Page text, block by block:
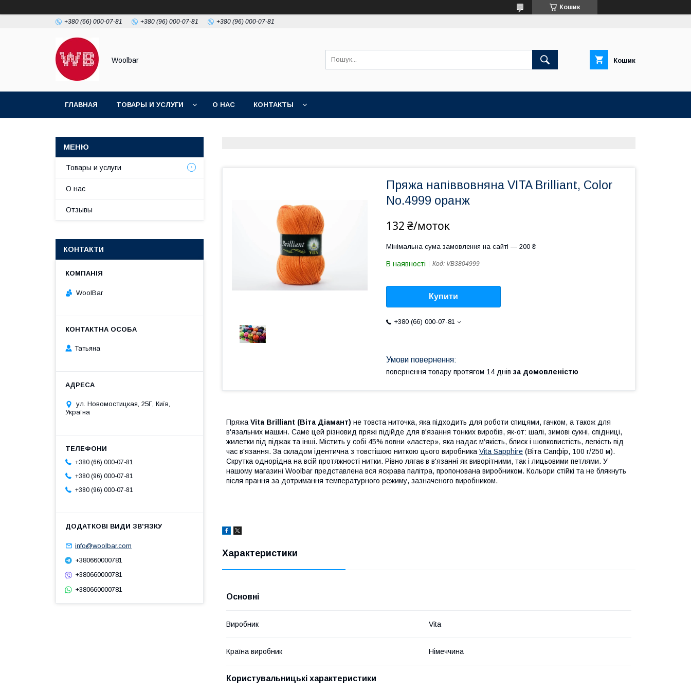
Кошик
+380 (66) 000-07-81 +380 (96) 000-07-81 +380 (96) 000-07-81
Woolbar Кошик
ГЛАВНАЯ ТОВАРЫ И УСЛУГИ О НАС КОНТАКТЫ
Пряжа напіввовняна VITA Brilliant, Color
No.4999 оранж
132 ₴/моток
Мінімальна сума замовлення на сайті — 200 ₴
В наявності Код: VB3804999
Купити
+380 (66) 000-07-81
повернення товару протягом 14 днів за домовленістю
Пряжа Vita Brilliant (Віта Діамант) не товста ниточка, яка підходить для роботи спицями, гачком, а також для
в'язальних машин. Саме цей різновид пряжі підійде для в'язання тонких виробів, як-от: шалі, зимові сукні, спідниці,
жилетки під піджак та інші. Містить у собі 45% вовни «ластер», яка надає м'якість, блиск і шовковистість, легкість під
час в'язання. За складом ідентична з товстішою ниткою цього виробника Vita Sapphire (Віта Сапфір, 100 г/250 м).
Скрутка однорідна на всій протяжності нитки. Рівно лягає в в'язанні як виворітними, так і лицьовими петлями. У
нашому магазині Woolbar представлена вся яскрава палітра, пропонована виробником. Кольори стійкі та не блякнуть
після прання за дотримання температурного режиму, зазначеного виробником.
Характеристики
Основні
Виробник Vita
Країна виробник Німеччина
Користувальницькі характеристики
Товары и услуги
О нас
Отзывы
КОНТАКТИ
WoolBar
Татьяна
ул. Новомостицкая, 25Г, Київ,
Україна
+380 (66) 000-07-81
+380 (96) 000-07-81
+380 (96) 000-07-81
info@woolbar.com
+380660000781
+380660000781
+380660000781